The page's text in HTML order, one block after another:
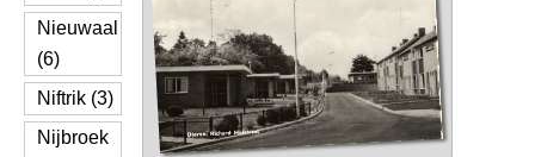
Nieuwaal
(6)
Niftrik (3)
Nijbroek